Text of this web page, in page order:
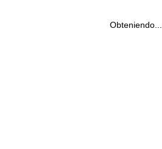
Obteniendo...